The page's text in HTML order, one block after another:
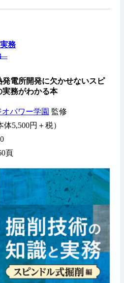
務
—
発電所開発に欠かせないスピ
実務がわかる本
パワー学園 監修
5,500円＋税）
頁